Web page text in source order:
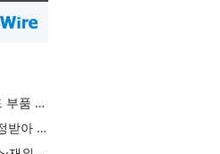
크레스트, 2026 휴머노이드 부품 국산화 실증사업 선정… 로브로스와 ‘무정전 핫스왑 배터리시스템’ 개발 본격화
해전쏠라, GFRP 기술력 인정받아 ‘혁신프리미어 1000’ 선정